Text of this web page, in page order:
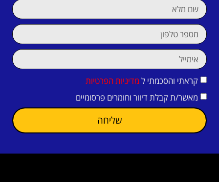
קראתי והסכמתי ל מדיניות הפרטיות
מאשר/ת קבלת דיוור וחומרים פרסומיים
שליחה